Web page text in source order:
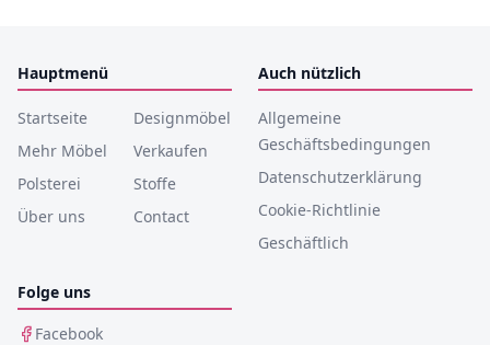
Hauptmenü
Startseite
Designmöbel
Mehr Möbel
Verkaufen
Polsterei
Stoffe
Über uns
Contact
Auch nützlich
Allgemeine
Geschäftsbedingungen
Datenschutzerklärung
Cookie-Richtlinie
Geschäftlich
Folge uns
Facebook